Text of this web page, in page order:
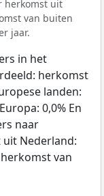
herkomst uit
van buiten
jaar.
in het
herkomst
landen:
0,0% En
naar
Nederland:
van